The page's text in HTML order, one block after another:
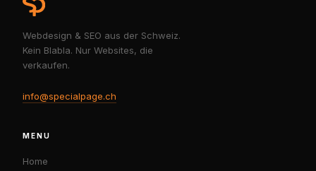
Webdesign & SEO aus der Schweiz.
Kein Blabla. Nur Websites, die
verkaufen.
info@specialpage.ch
MENU
Home